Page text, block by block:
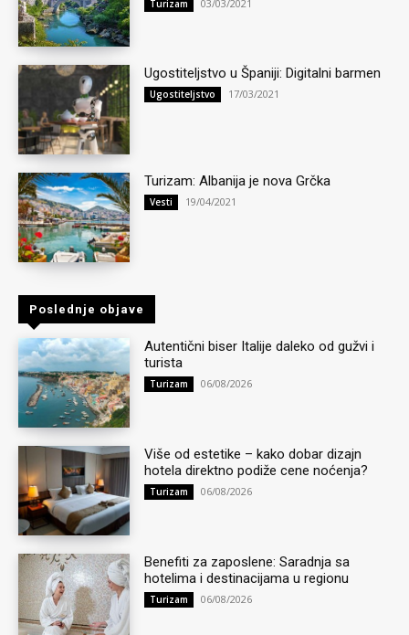
Turizam 03/03/2021
Ugostiteljstvo u Španiji: Digitalni barmen
Ugostiteljstvo 17/03/2021
Turizam: Albanija je nova Grčka
Vesti 19/04/2021
Poslednje objave
Autentični biser Italije daleko od gužvi i
turista
Turizam 06/08/2026
Više od estetike – kako dobar dizajn
hotela direktno podiže cene noćenja?
Turizam 06/08/2026
Benefiti za zaposlene: Saradnja sa
hotelima i destinacijama u regionu
Turizam 06/08/2026